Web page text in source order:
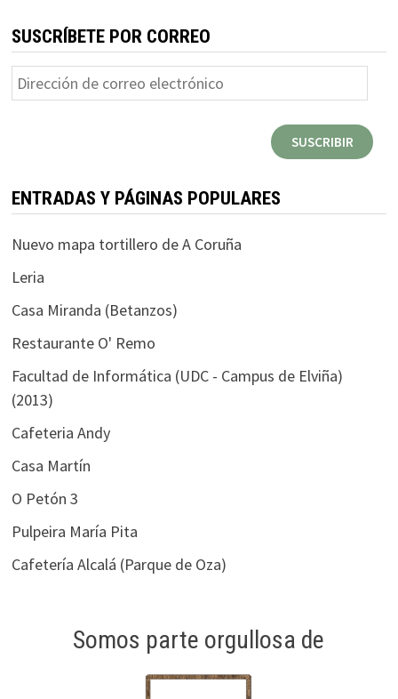
SUSCRÍBETE POR CORREO
Dirección
de
SUSCRIBIR
ENTRADAS Y PÁGINAS POPULARES
Nuevo mapa tortillero de A Coruña
Leria
Casa Miranda (Betanzos)
Restaurante O' Remo
Facultad de Informática (UDC - Campus de Elviña)
(2013)
Cafeteria Andy
Casa Martín
O Petón 3
Pulpeira María Pita
Cafetería Alcalá (Parque de Oza)
Somos parte orgullosa de